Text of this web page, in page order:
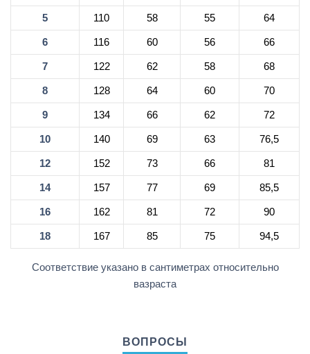
5 110 58 55 64
6 116 60 56 66
7 122 62 58 68
8 128 64 60 70
9 134 66 62 72
10 140 69 63 76,5
12 152 73 66 81
14 157 77 69 85,5
16 162 81 72 90
18 167 85 75 94,5
Соответствие указано в сантиметрах относительно
вазраста